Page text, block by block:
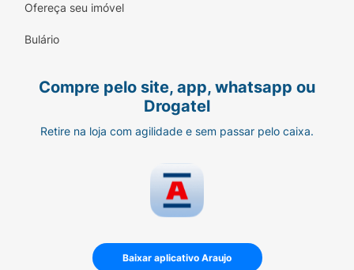
Ofereça seu imóvel
Bulário
Compre pelo site, app, whatsapp ou
Drogatel
Retire na loja com agilidade e sem passar pelo caixa.
Baixar aplicativo Araujo